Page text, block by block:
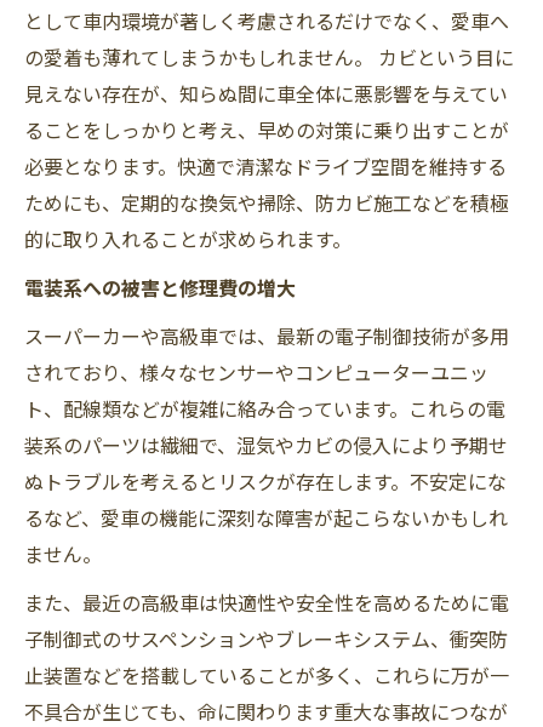
として車内環境が著しく考慮されるだけでなく、愛車へ
の愛着も薄れてしまうかもしれません。 カビという目に
見えない存在が、知らぬ間に車全体に悪影響を与えてい
ることをしっかりと考え、早めの対策に乗り出すことが
必要となります。快適で清潔なドライブ空間を維持する
ためにも、定期的な換気や掃除、防カビ施工などを積極
的に取り入れることが求められます。
電装系への被害と修理費の増大
スーパーカーや高級車では、最新の電子制御技術が多用
されており、様々なセンサーやコンピューターユニッ
ト、配線類などが複雑に絡み合っています。これらの電
装系のパーツは繊細で、湿気やカビの侵入により予期せ
ぬトラブルを考えるとリスクが存在します。不安定にな
るなど、愛車の機能に深刻な障害が起こらないかもしれ
ません。
また、最近の高級車は快適性や安全性を高めるために電
子制御式のサスペンションやブレーキシステム、衝突防
止装置などを搭載していることが多く、これらに万が一
不具合が生じても、命に関わります重大な事故につなが